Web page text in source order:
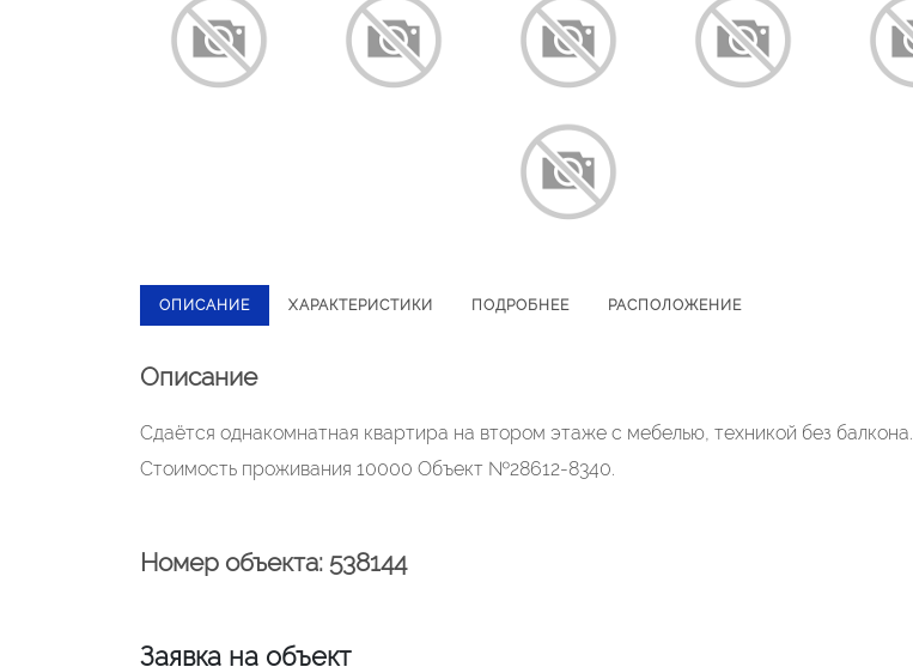
ОПИСАНИЕ ХАРАКТЕРИСТИКИ ПОДРОБНЕЕ РАСПОЛОЖЕНИЕ
Описание
Сдаётся однакомнатная квартира на втором этаже с мебелью, техникой без балкона.
Стоимость проживания 10000 Объект №28612-8340.
Номер объекта: 538144
Заявка на объект